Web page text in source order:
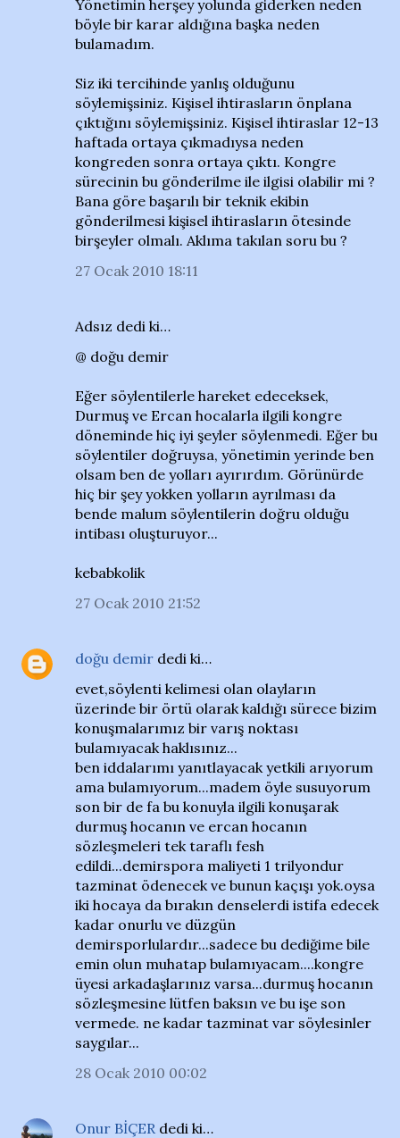
Yönetimin herşey yolunda giderken neden
böyle bir karar aldığına başka neden
bulamadım.
Siz iki tercihinde yanlış olduğunu
söylemişsiniz. Kişisel ihtirasların önplana
çıktığını söylemişsiniz. Kişisel ihtiraslar 12-13
haftada ortaya çıkmadıysa neden
kongreden sonra ortaya çıktı. Kongre
sürecinin bu gönderilme ile ilgisi olabilir mi ?
Bana göre başarılı bir teknik ekibin
gönderilmesi kişisel ihtirasların ötesinde
birşeyler olmalı. Aklıma takılan soru bu ?
27 Ocak 2010 18:11
Adsız dedi ki…
@ doğu demir
Eğer söylentilerle hareket edeceksek,
Durmuş ve Ercan hocalarla ilgili kongre
döneminde hiç iyi şeyler söylenmedi. Eğer bu
söylentiler doğruysa, yönetimin yerinde ben
olsam ben de yolları ayırırdım. Görünürde
hiç bir şey yokken yolların ayrılması da
bende malum söylentilerin doğru olduğu
intibası oluşturuyor...
kebabkolik
27 Ocak 2010 21:52
doğu demir dedi ki…
evet,söylenti kelimesi olan olayların
üzerinde bir örtü olarak kaldığı sürece bizim
konuşmalarımız bir varış noktası
bulamıyacak haklısınız...
ben iddalarımı yanıtlayacak yetkili arıyorum
ama bulamıyorum...madem öyle susuyorum
son bir de fa bu konuyla ilgili konuşarak
durmuş hocanın ve ercan hocanın
sözleşmeleri tek taraflı fesh
edildi...demirspora maliyeti 1 trilyondur
tazminat ödenecek ve bunun kaçışı yok.oysa
iki hocaya da bırakın denselerdi istifa edecek
kadar onurlu ve düzgün
demirsporlulardır...sadece bu dediğime bile
emin olun muhatap bulamıyacam....kongre
üyesi arkadaşlarınız varsa...durmuş hocanın
sözleşmesine lütfen baksın ve bu işe son
vermede. ne kadar tazminat var söylesinler
saygılar...
28 Ocak 2010 00:02
Onur BİÇER dedi ki…